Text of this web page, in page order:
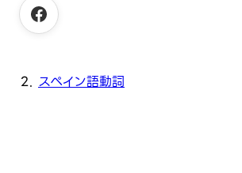
スペイン語動詞